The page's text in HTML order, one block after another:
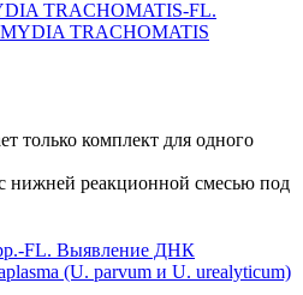
TRACHOMATIS-FL.
TRACHOMATIS
FL. Выявление ДНК
(U. parvum и U. urealyticum)